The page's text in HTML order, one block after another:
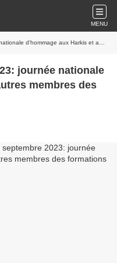
MENU
Harkis et autres membres des formations supplétives
journée nationale
membres des